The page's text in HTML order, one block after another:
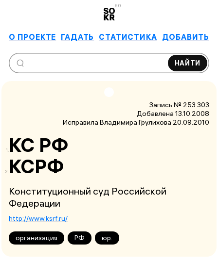
6.0
О ПРОЕКТЕ ГАДАТЬ СТАТИСТИКА ДОБАВИТЬ
НАЙТИ
Запись № 253 303
Добавлена 13.10.2008
Исправила Владимира Грулихова 20.09.2010
КС РФ
КСРФ
Конституционный суд Российской
Федерации
http://www.ksrf.ru/
организация РФ юр.